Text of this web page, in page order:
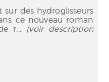
sur des hydroglisseurs
ce nouveau roman
r... (voir description